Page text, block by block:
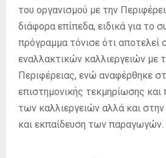
του οργανισμού με την
διάφορα επίπεδα, ειδικά για το
πρόγραμμα τόνισε ότι αποτελεί
εναλλακτικών καλλιεργειών με
Περιφέρειας, ενώ αναφέρθηκε
επιστημονικής τεκμηρίωσης
των καλλιεργειών αλλά και
και εκπαίδευση των παραγωγών.